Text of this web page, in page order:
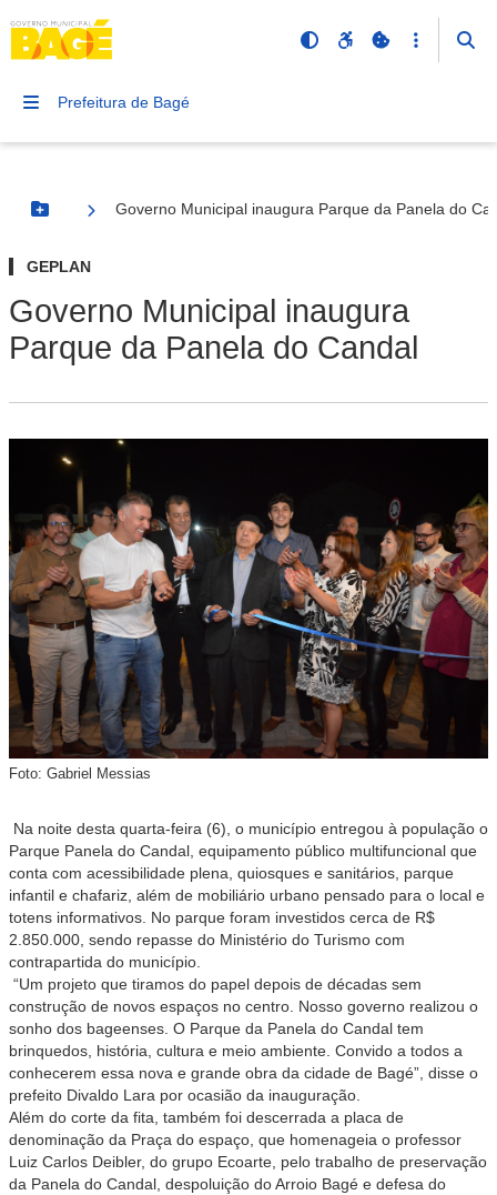
Prefeitura de Bagé
Botão Menu
Governo Municipal inaugura Parque da Panela do
GEPLAN
Governo Municipal inaugura
Parque da Panela do Candal
Foto: Gabriel Messias
Na noite desta quarta-feira (6), o município entregou à população o
Parque Panela do Candal, equipamento público multifuncional que
conta com acessibilidade plena, quiosques e sanitários, parque
infantil e chafariz, além de mobiliário urbano pensado para o local e
totens informativos. No parque foram investidos cerca de R$
2.850.000, sendo repasse do Ministério do Turismo com
contrapartida do município.
“Um projeto que tiramos do papel depois de décadas sem
construção de novos espaços no centro. Nosso governo realizou o
sonho dos bageenses. O Parque da Panela do Candal tem
brinquedos, história, cultura e meio ambiente. Convido a todos a
conhecerem essa nova e grande obra da cidade de Bagé”, disse o
prefeito Divaldo Lara por ocasião da inauguração.
Além do corte da fita, também foi descerrada a placa de
denominação da Praça do espaço, que homenageia o professor
Luiz Carlos Deibler, do grupo Ecoarte, pelo trabalho de preservação
da Panela do Candal, despoluição do Arroio Bagé e defesa do